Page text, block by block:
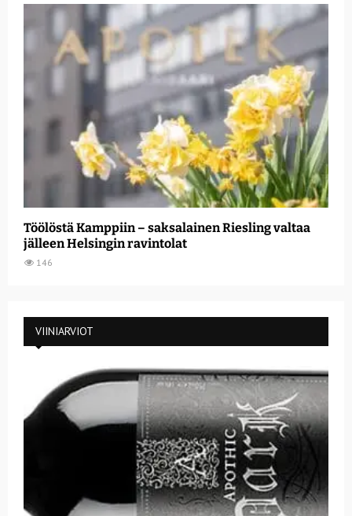
Töölöstä Kamppiin – saksalainen Riesling valtaa
jälleen Helsingin ravintolat
146
VIINIARVIOT